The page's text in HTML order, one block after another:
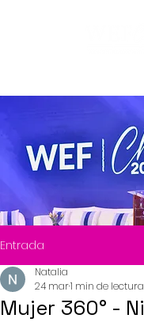
Entrada
Mujer 360° -
Natalia
24 mar1 min de lectura